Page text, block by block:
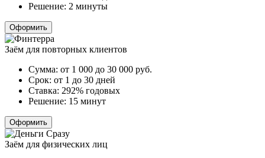
Решение: 2 минуты
Оформить
Заём для повторных клиентов
Сумма: от 1 000 до 30 000 руб.
Срок: от 1 до 30 дней
Ставка: 292% годовых
Решение: 15 минут
Оформить
Заём для физических лиц